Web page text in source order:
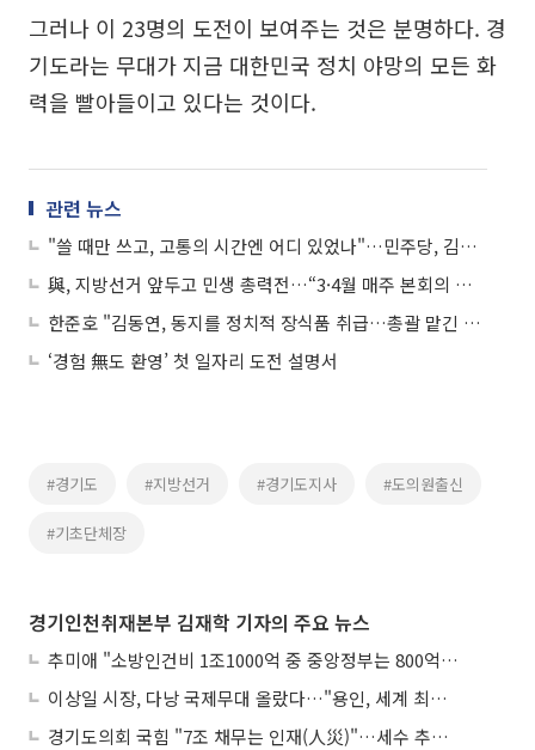
그러나 이 23명의 도전이 보여주는 것은 분명하다. 경
기도라는 무대가 지금 대한민국 정치 야망의 모든 화
력을 빨아들이고 있다는 것이다.
관련 뉴스
"쓸 때만 쓰고, 고통의 시간엔 어디 있었나"…민주당, 김동연 경기도지사 집단 직격
與, 지방선거 앞두고 민생 총력전…“3·4월 매주 본회의 열어 법안처리”
한준호 "김동연, 동지를 정치적 장식품 취급…총괄 맡긴 김용에게 이건 모욕" 폭탄 발언
‘경험 無도 환영’ 첫 일자리 도전 설명서
#경기도 #지방선거 #경기도지사 #도의원출신
#기초단체장
경기인천취재본부 김재학 기자의 주요 뉴스
추미애 "소방인건비 1조1000억 중 중앙정부는 800억뿐"
이상일 시장, 다낭 국제무대 올랐다…"용인, 세계 최대 반도체 도시 된다"
경기도의회 국힘 "7조 채무는 인재(人災)"…세수 추계 조작 의혹 제기